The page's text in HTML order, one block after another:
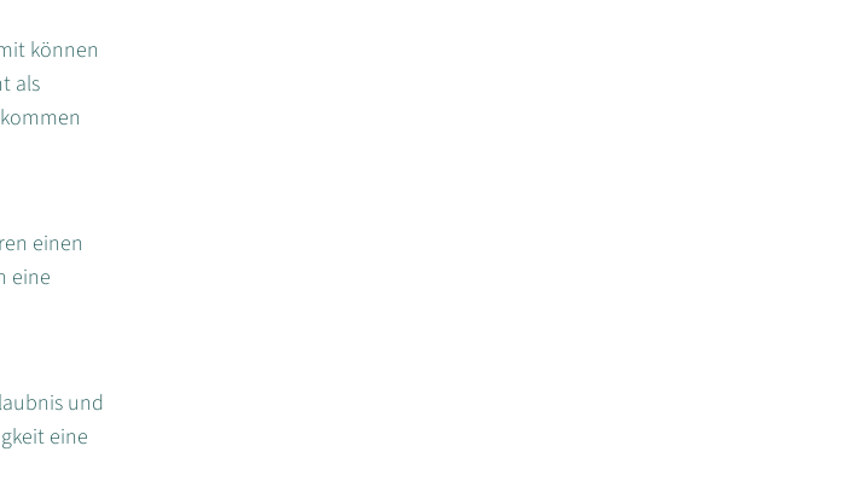
können
als
einen
eine
und
eine